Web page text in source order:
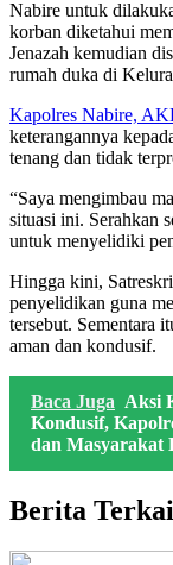
Nabire untuk
korban diketahui
Jenazah kemudian
rumah duka di
Kapolres Nabire,
keterangannya
tenang dan tidak
“Saya mengimbau
situasi ini. Serahkan
untuk menyelidiki
Hingga kini,
penyelidikan guna
tersebut. Sementara
aman dan kondusif.
Baca Juga Aksi
Kondusif,
dan Masyarakat
Berita